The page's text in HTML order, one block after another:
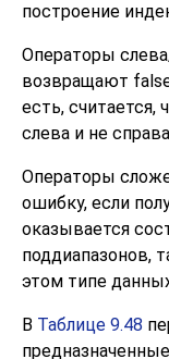
построение
Операторы
возвращают
есть, считается,
слева и не
Операторы
ошибку, если
оказывается
поддиапазонов,
этом типе
В Таблице 9.48